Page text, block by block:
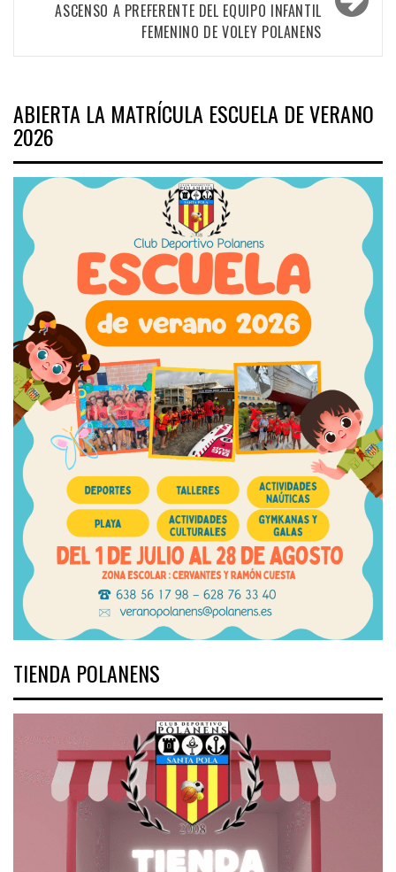
ASCENSO A PREFERENTE DEL EQUIPO INFANTIL
FEMENINO DE VOLEY POLANENS
ABIERTA LA MATRÍCULA ESCUELA DE VERANO
2026
TIENDA POLANENS